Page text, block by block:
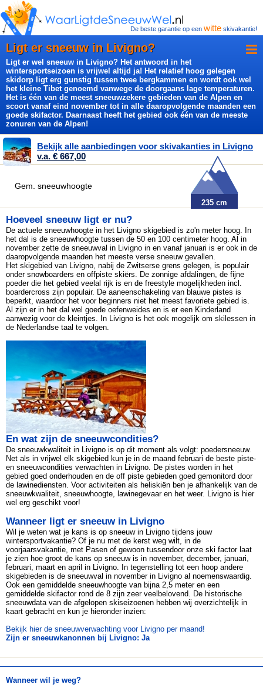
De beste garantie op een witte skivakantie!
Ligt er sneeuw in Livigno?
Ligt er wel sneeuw in Livigno? Het antwoord in het
wintersportseizoen is vrijwel altijd ja! Het relatief hoog gelegen
skidorp ligt erg gunstig tussen twee bergkammen en wordt ook wel
het kleine Tibet genoemd vanwege de doorgaans lage temperaturen.
Het is één van de meest sneeuwzekere gebieden van de Alpen en
scoort vanaf eind november tot in alle daaropvolgende maanden een
goede skifactor. Daarnaast heeft het gebied ook één van de meeste
zonuren van de Alpen!
Bekijk alle aanbiedingen voor skivakanties in Livigno
v.a. € 667,00
235 cm
Gem. sneeuwhoogte
Hoeveel sneeuw ligt er nu?
De actuele sneeuwhoogte in het Livigno skigebied is zo'n meter hoog. In
het dal is de sneeuwhoogte tussen de 50 en 100 centimeter hoog. Al in
november zette de sneeuwval in Livigno in en vanaf januari is er ook in de
daaropvolgende maanden het meeste verse sneeuw gevallen.
Het skigebied van Livigno, nabij de Zwitserse grens gelegen, is populair
onder snowboarders en offpiste skiërs. De zonnige afdalingen, de fijne
poeder die het gebied veelal rijk is en de freestyle mogelijkheden incl.
boardercross zijn populair. De aaneenschakeling van blauwe pistes is
beperkt, waardoor het voor beginners niet het meest favoriete gebied is.
Al zijn er in het dal wel goede oefenweides en is er een Kinderland
aanwezig voor de kleintjes. In Livigno is het ook mogelijk om skilessen in
de Nederlandse taal te volgen.
En wat zijn de sneeuwcondities?
De sneeuwkwaliteit in Livigno is op dit moment als volgt: poedersneeuw.
Net als in vrijwel elk skigebied kun je in de maand februari de beste piste-
en sneeuwcondities verwachten in Livigno. De pistes worden in het
gebied goed onderhouden en de off piste gebieden goed gemonitord door
de lawinediensten. Voor activiteiten als heliskiën ben je afhankelijk van de
sneeuwkwaliteit, sneeuwhoogte, lawinegevaar en het weer. Livigno is hier
wel erg geschikt voor!
Wanneer ligt er sneeuw in Livigno
Wil je weten wat je kans is op sneeuw in Livigno tijdens jouw
wintersportvakantie? Of je nu met de kerst weg wilt, in de
voorjaarsvakantie, met Pasen of gewoon tussendoor onze ski factor laat
je zien hoe groot de kans op sneeuw is in november, december, januari,
februari, maart en april in Livigno. In tegenstelling tot een hoop andere
skigebieden is de sneeuwval in november in Livigno al noemenswaardig.
Ook een gemiddelde sneeuwhoogte van bijna 2,5 meter en een
gemiddelde skifactor rond de 8 zijn zeer veelbelovend. De historische
sneeuwdata van de afgelopen skiseizoenen hebben wij overzichtelijk in
kaart gebracht en kun je hieronder inzien:
Bekijk hier de sneeuwverwachting voor Livigno per maand!
Zijn er sneeuwkanonnen bij Livigno: Ja
Wanneer wil je weg?